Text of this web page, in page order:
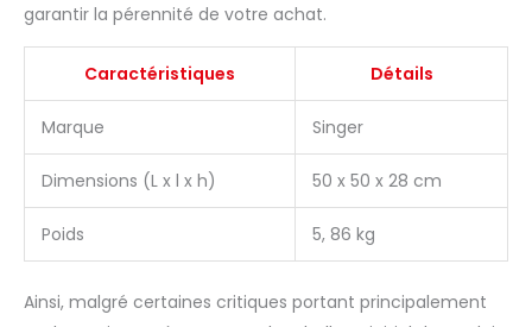
garantir la pérennité de votre achat.
Caractéristiques Détails
Marque Singer
Dimensions (L x l x h) 50 x 50 x 28 cm
Poids 5, 86 kg
Ainsi, malgré certaines critiques portant principalement